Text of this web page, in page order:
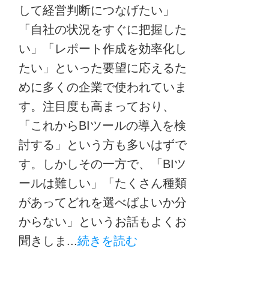
して経営判断につなげたい」
「自社の状況をすぐに把握した
い」「レポート作成を効率化し
たい」といった要望に応えるた
めに多くの企業で使われていま
す。注目度も高まっており、
「これからBIツールの導入を検
討する」という方も多いはずで
す。しかしその一方で、「BIツ
ールは難しい」「たくさん種類
があってどれを選べばよいか分
からない」というお話もよくお
聞きしま...続きを読む